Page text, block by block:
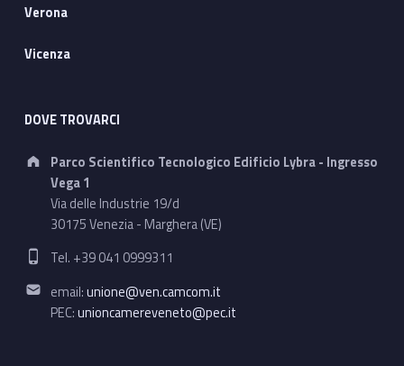
Verona
Vicenza
DOVE TROVARCI
Address:
Parco Scientifico Tecnologico Edificio Lybra - Ingresso
Vega 1
Via delle Industrie 19/d
30175 Venezia - Marghera (VE)
Phone number:
Tel. +39 041 0999311
Email address:
email:unione@ven.camcom.it
PEC:unioncamereveneto@pec.it